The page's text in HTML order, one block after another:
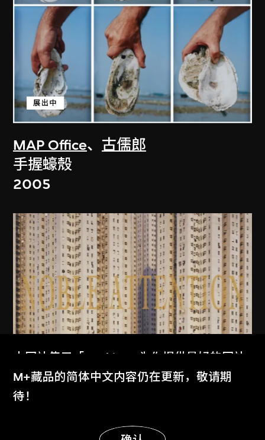
MAP Office、 古儒郎
展出中
手握蠔殼
2005
MAP Office
本网站使用「Cookies」为你提供最好的网站
体验。
了解更多
M+藏品的简体中文内容仍在更新，敬请期
待！
显示更多